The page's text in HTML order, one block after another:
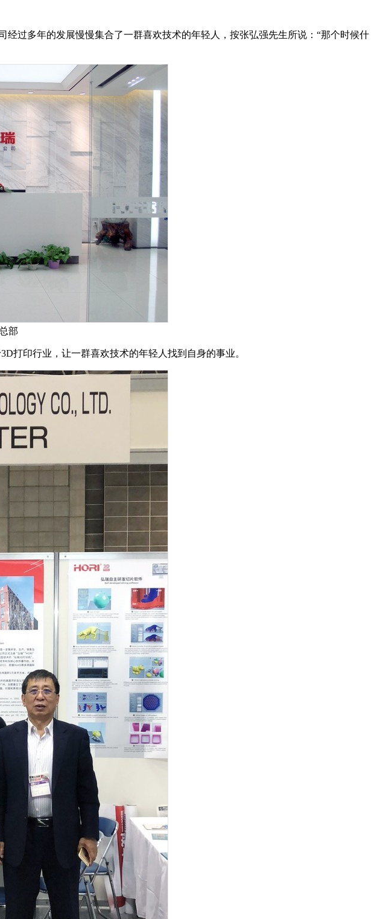
过多年的发展慢慢集合了一群喜欢技术的年轻人，按张弘强先生所说：“那个时候什
部
打印行业，让一群喜欢技术的年轻人找到自身的事业。